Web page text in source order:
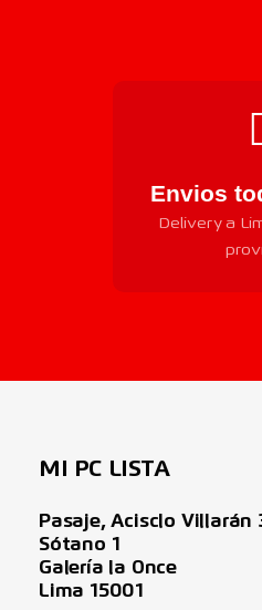
Envios
Delivery a
MI PC LISTA
Pasaje, Acisclo Villarán
Sótano 1
Galería la Once
Lima 15001